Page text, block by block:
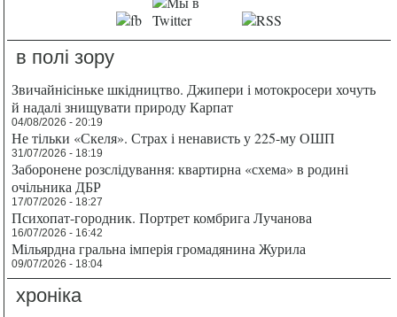
в полі зору
Звичайнісіньке шкідництво. Джипери і мотокросери хочуть
й надалі знищувати природу Карпат
04/08/2026 - 20:19
Не тільки «Скеля». Страх і ненависть у 225-му ОШП
31/07/2026 - 18:19
Заборонене розслідування: квартирна «схема» в родині
очільника ДБР
17/07/2026 - 18:27
Психопат-городник. Портрет комбрига Лучанова
16/07/2026 - 16:42
Мільярдна гральна імперія громадянина Журила
09/07/2026 - 18:04
хроніка